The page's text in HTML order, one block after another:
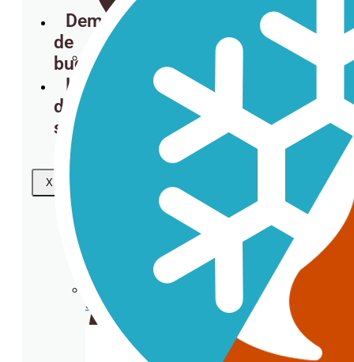
Demande
de
budget
Liste
de
souhaits
X
Gobelets en plastique transparent
Sous-verres
Serviette